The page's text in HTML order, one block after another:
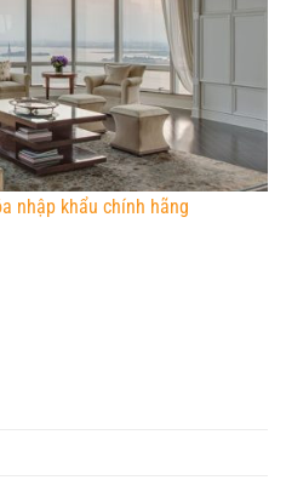
nhập khẩu chính hãng